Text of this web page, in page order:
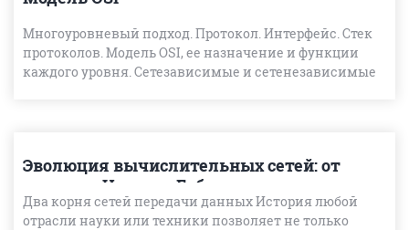
Многоуровневый подход. Протокол. Интерфейс. Стек
протоколов. Модель OSI, ее назначение и функции
каждого уровня. Сетезависимые и сетенезависимые
Эволюция вычислительных сетей: от
машины Чарльза Бэбиджа до первых
глобальных сетей
Два корня сетей передачи данных История любой
отрасли науки или техники позволяет не только